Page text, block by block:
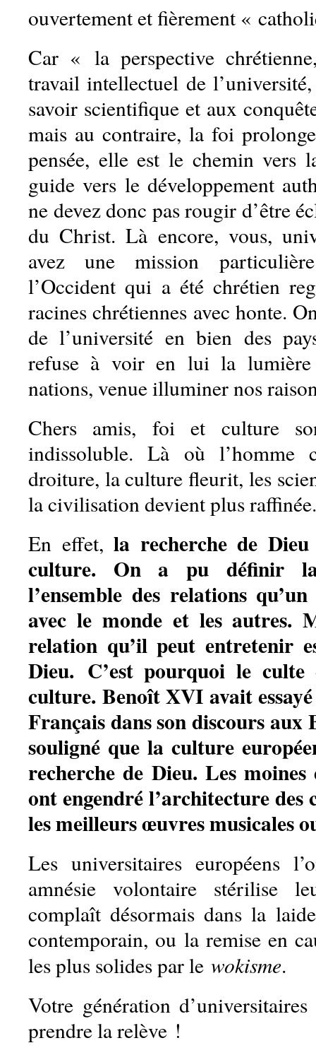
ouvertement et fièrement «
Car « la perspective
travail intellectuel de l’université,
savoir scientifique et aux
mais au contraire, la foi
pensée, elle est le chemin vers
guide vers le développement
ne devez donc pas rougir d’être
du Christ. Là encore, vous,
avez une mission
l’Occident qui a été chrétien
racines chrétiennes avec honte.
de l’université en bien des
refuse à voir en lui la lumière
nations, venue illuminer nos
Chers amis, foi et culture
indissoluble. Là où l’homme
droiture, la culture fleurit, les
la civilisation devient plus raffinée.
En effet, la recherche de
culture. On a pu définir
l’ensemble des relations
avec le monde et les autres.
relation qu’il peut entretenir
Dieu. C’est pourquoi le
culture. Benoît XVI avait
Français dans son discours
souligné que la culture
recherche de Dieu. Les
ont engendré l’architecture des
les meilleurs œuvres musicales
Les universitaires européens
amnésie volontaire stérilise
complaît désormais dans la
contemporain, ou la remise en
les plus solides par le wokisme.
Votre génération
prendre la relève !